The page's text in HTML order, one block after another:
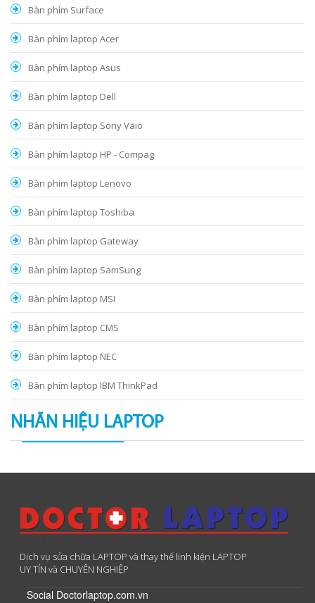
Bàn phím Surface
Bàn phím laptop Acer
Bàn phím laptop Asus
Bàn phím laptop Dell
Bàn phím laptop Sony Vaio
Bàn phím laptop HP - Compag
Bàn phím laptop Lenovo
Bàn phím laptop Toshiba
Bàn phím laptop Gateway
Bàn phím laptop SamSung
Bàn phím laptop MSI
Bàn phím laptop CMS
Bàn phím laptop NEC
Bàn phím laptop IBM ThinkPad
NHÃN HIỆU LAPTOP
Dịch vụ sửa chữa LAPTOP và thay thế linh kiện LAPTOP
UY TÍN và CHUYÊN NGHIỆP
Social Doctorlaptop.com.vn